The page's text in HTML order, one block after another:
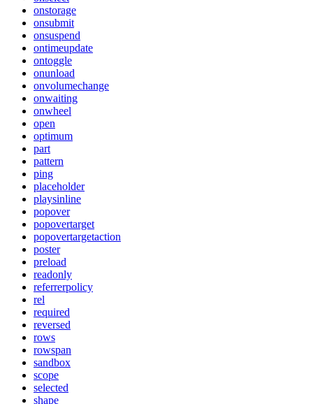
onstorage
onsubmit
onsuspend
ontimeupdate
ontoggle
onunload
onvolumechange
onwaiting
onwheel
open
optimum
part
pattern
ping
placeholder
playsinline
popover
popovertarget
popovertargetaction
poster
preload
readonly
referrerpolicy
rel
required
reversed
rows
rowspan
sandbox
scope
selected
shape